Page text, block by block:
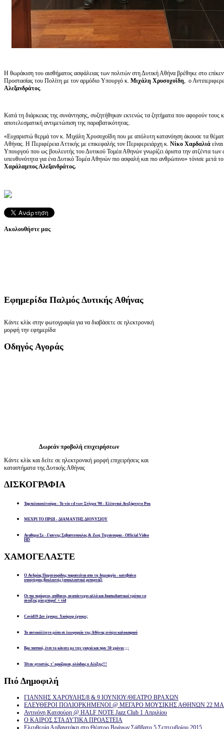
Η θωράκιση του αισθήματος ασφάλειας των πολιτών στη Δυτική Αθήνα βρέθηκε στο
Προστασίας του Πολίτη με τον αρμόδιο Υπουργό κ. Μιχάλη Χρυσοχοΐδη, ο
Αλεξανδράτος.
Κατά τη διάρκειας της συνάντησης, συζητήθηκαν εκτενώς τα ζητήματα που αφορούν τους
αποτελεσματική αντιμετώπιση της παραβατικότητας.
«Ευχαριστώ θερμά τον κ. Μιχάλη Χρυσοχοΐδη που με απόλυτη κατανόηση άκουσε τα
Αθήνας. Η Περιφέρεια Αττικής με επικεφαλής τον Περιφερειάρχη κ. Νίκο Χαρδαλιά
Υπουργού που ως βουλευτής του Δυτικού Τομέα Αθηνών γνωρίζει άριστα την ατζέντα των
υπευθυνότητα για ένα Δυτικό Τομέα Αθηνών πιο ασφαλή και πιο ανθρώπινο» τόνισε μετά
Χαράλαμπος Αλεξανδράτος.
Ακολουθήστε μας
Εφημερίδα Παλμός Δυτικής Αθήνας
Κάντε κλίκ στην φωτογραφία για να διαβάσετε σε ηλεκτρονική
μορφή την εφημερίδα
Οδηγός Αγοράς
Δωρεάν προβολή επιχειρήσεων
Κάντε κλίκ και δείτε σε ηλεκτρονική μορφή επιχειρήσεις και
καταστήματα της Δυτικής Αθήνας
ΔΙΣΚΟΓΡΑΦΙΑ
Ταμπελοκουλτούρα - Το νέο cd των Στίγμα '90 - Ελληνικό Ανεξάρτητο Ροκ
ΜΕΧΡΙ ΤΟ ΠΡΩΙ - ΔΙΑΜΑΝΤΗΣ ΔΙΟΝΥΣΙΟΥ
Αναθεμα Σε - Γιαννης Σεβαστοπουλος & Ζωη Τηγανουρια - Official Video
HD
ΧΑΜΟΓΕΛΑΣΤΕ
Ο Ανδρέας Παχατουρίδης παραιτείται απο τη δημαρχία - κατεβαίνει
υποψήφιος βουλευτής (αποκλειστικό ρεπορτάζ)
Οι πιο περίεργοι, απίθανοι, αναπάντεχοι αλλά και διασκεδαστικοί τρόποι να
ανοίξεις μία μπύρα! + vid
Covid19 Δεν έχουμε. Χιούμορ έχουμε;
Το αυτοκόλλητο μέσα σε λεωφορείο της Αθήνας ενόψει καλοκαιριού
Βρε παππού, έτσι το κάνατε με την γιαγιά και πριν 50 χρόνια ;;;
Ήταν φτυστός, τ’ ορκίζομαι, ολόιδιος ο Αλέξης!!!
Πιό Δημοφιλή
ΓΙΑΝΝΗΣ ΧΑΡΟΥΛΗΣ/8 & 9 ΙΟΥΝΙΟΥ/ΘΕΑΤΡΟ ΒΡΑΧΩΝ
ΕΛΕΥΘΕΡΟΙ ΠΟΛΙΟΡΚΗΜΕΝΟΙ @ ΜΕΓΑΡΟ ΜΟΥΣΙΚΗΣ ΑΘΗΝΩΝ 22
Αντιγόνη Κατσούρη @ HALF NOTE Jazz Club 1 Απριλίου
Ο ΚΑΙΡΟΣ ΣΤΑ ΔΥΤΙΚΑ ΠΡΟΑΣΤΕΙΑ
Ελευθερία Αρβανιτάκη στο Θέατρο Βράχων Σάββατο 5 Σεπτεμβρίου 2015